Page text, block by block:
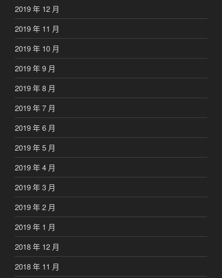
2019 年 12 月
2019 年 11 月
2019 年 10 月
2019 年 9 月
2019 年 8 月
2019 年 7 月
2019 年 6 月
2019 年 5 月
2019 年 4 月
2019 年 3 月
2019 年 2 月
2019 年 1 月
2018 年 12 月
2018 年 11 月